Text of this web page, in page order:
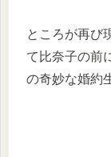
ところが再び
て比奈子の前
の奇妙な婚